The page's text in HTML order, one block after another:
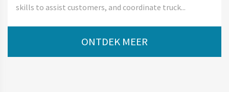
skills to assist customers, and coordinate truck...
ONTDEK MEER